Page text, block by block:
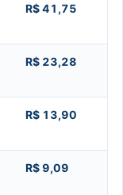
R$ 41,75
R$ 23,28
R$ 13,90
R$ 9,09